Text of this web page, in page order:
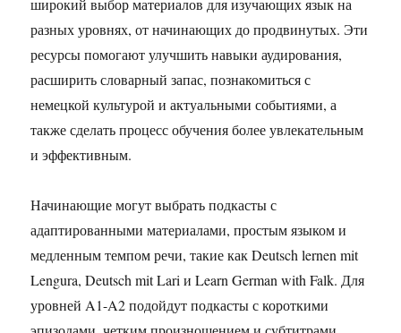
широкий выбор материалов для изучающих язык на
разных уровнях, от начинающих до продвинутых. Эти
ресурсы помогают улучшить навыки аудирования,
расширить словарный запас, познакомиться с
немецкой культурой и актуальными событиями, а
также сделать процесс обучения более увлекательным
и эффективным.
Начинающие могут выбрать подкасты с
адаптированными материалами, простым языком и
медленным темпом речи, такие как Deutsch lernen mit
Lengura, Deutsch mit Lari и Learn German with Falk. Для
уровней A1-A2 подойдут подкасты с короткими